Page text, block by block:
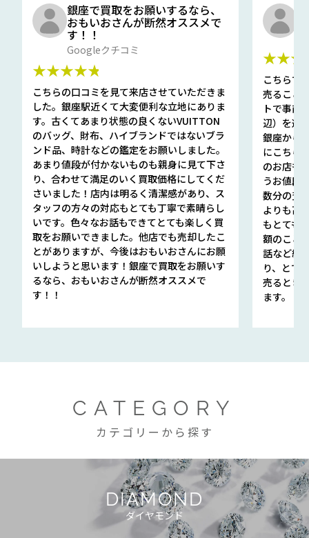
銀座で買取をお願いするなら、
おもいおさんが断然オススメで
す！！
Googleクチコミ
★★★★★
こちらの口コミを見て来店させていただきま
した。銀座駅近くて大変便利な立地にありま
す。古くてあまり状態の良くないVUITTON
のバッグ、財布、ハイブランドではないブラ
ンド品、時計などの鑑定をお願いしました。
あまり値段が付かないものも親身に見て下さ
り、合わせて満足のいく買取価格にしてくだ
さいました！店内は明るく清潔感があり、ス
タッフの方々の対応もとても丁寧で素晴らし
いです。色々なお話もできてとても楽しく買
取をお願いできました。他店でも売却したこ
とがありますが、今後はおもいおさんにお願
いしようと思います！銀座で買取をお願いす
るなら、おもいおさんが断然オススメで
す！！
こちらで
売ること
トで事前
辺）を選
銀座から
にこちら
のお店も
うお値段
数分の査
よりも高
もとても
額のこと
話など細
り、とて
売るとき
ます。
CATEGORY
カテゴリーから探す
DIAMOND
ダイヤモンド